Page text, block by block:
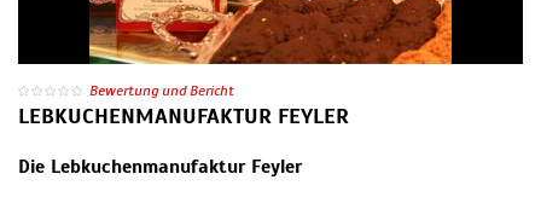
Bewertung und Bericht
LEBKUCHENMANUFAKTUR FEYLER
Die Lebkuchenmanufaktur Feyler